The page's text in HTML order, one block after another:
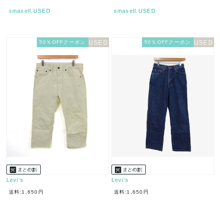
smasell.USED smasell.USED
50％OFFクーポン
Levi's
送料:1,650円
50％OFFクーポン
Levi's
送料:1,650円